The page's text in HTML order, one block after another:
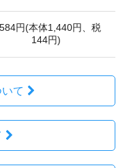
円(本体1,440円、税
144円)
て